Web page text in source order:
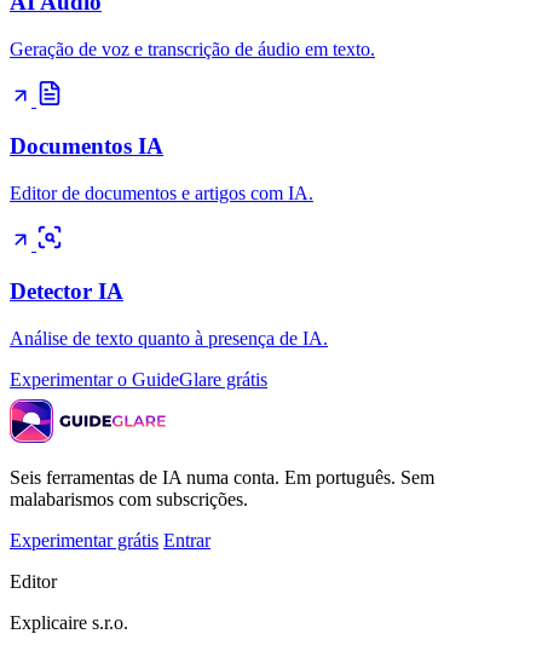
Geração de voz e transcrição de áudio em texto.
Documentos IA
Editor de documentos e artigos com IA.
Detector IA
Análise de texto quanto à presença de IA.
Experimentar o GuideGlare grátis
Seis ferramentas de IA numa conta. Em português. Sem
malabarismos com subscrições.
Experimentar grátis Entrar
Editor
Explicaire s.r.o.